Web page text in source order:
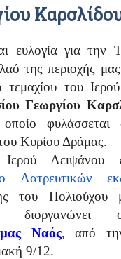
ευλογία για την
της περιοχής
του
Γεωργίου
φυλάσσεται
Κυρίου Δράμας.
Λειψάνου
Λατρευτικών
του Πολιούχου
μας Ναός, από
9/12.